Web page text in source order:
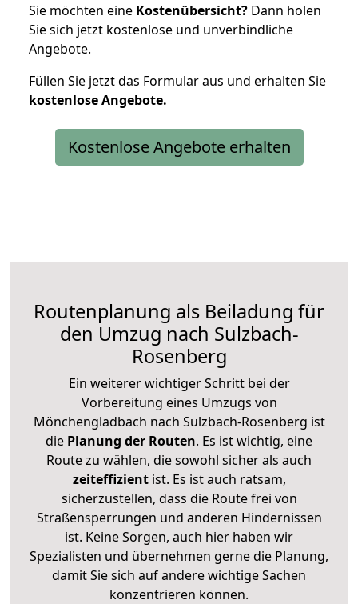
Sie möchten eine Kostenübersicht? Dann holen
Sie sich jetzt kostenlose und unverbindliche
Angebote.
Füllen Sie jetzt das Formular aus und erhalten Sie
kostenloseAngebote.
Kostenlose Angebote erhalten
Routenplanung als Beiladung für
den Umzug nach Sulzbach-
Rosenberg
Ein weiterer wichtiger Schritt bei der
Vorbereitung eines Umzugs von
Mönchengladbach nach Sulzbach-Rosenberg ist
die Planung der Routen. Es ist wichtig, eine
Route zu wählen, die sowohl sicher als auch
zeiteffizientist. Es ist auch ratsam,
sicherzustellen, dass die Route frei von
Straßensperrungen und anderen Hindernissen
ist. Keine Sorgen, auch hier haben wir
Spezialisten und übernehmen gerne die Planung,
damit Sie sich auf andere wichtige Sachen
konzentrieren können.